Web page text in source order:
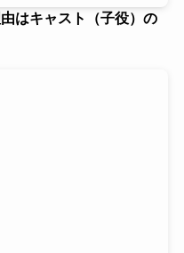
はキャスト（子役）の